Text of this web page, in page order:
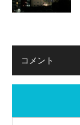
コメント